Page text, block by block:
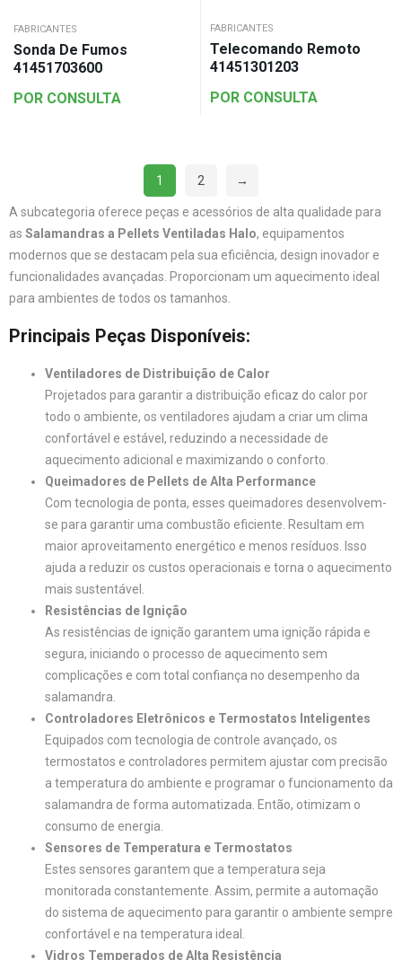
FABRICANTES
Sonda De Fumos
41451703600
POR CONSULTA
FABRICANTES
Telecomando Remoto
41451301203
POR CONSULTA
1 2 →
A subcategoria oferece peças e acessórios de alta qualidade para
as Salamandras a Pellets Ventiladas Halo, equipamentos
modernos que se destacam pela sua eficiência, design inovador e
funcionalidades avançadas. Proporcionam um aquecimento ideal
para ambientes de todos os tamanhos.
Principais Peças Disponíveis:
Ventiladores de Distribuição de Calor
Projetados para garantir a distribuição eficaz do calor por
todo o ambiente, os ventiladores ajudam a criar um clima
confortável e estável, reduzindo a necessidade de
aquecimento adicional e maximizando o conforto.
Queimadores de Pellets de Alta Performance
Com tecnologia de ponta, esses queimadores desenvolvem-
se para garantir uma combustão eficiente. Resultam em
maior aproveitamento energético e menos resíduos. Isso
ajuda a reduzir os custos operacionais e torna o aquecimento
mais sustentável.
Resistências de Ignição
As resistências de ignição garantem uma ignição rápida e
segura, iniciando o processo de aquecimento sem
complicações e com total confiança no desempenho da
salamandra.
Controladores Eletrônicos e Termostatos Inteligentes
Equipados com tecnologia de controle avançado, os
termostatos e controladores permitem ajustar com precisão
a temperatura do ambiente e programar o funcionamento da
salamandra de forma automatizada. Então, otimizam o
consumo de energia.
Sensores de Temperatura e Termostatos
Estes sensores garantem que a temperatura seja
monitorada constantemente. Assim, permite a automação
do sistema de aquecimento para garantir o ambiente sempre
confortável e na temperatura ideal.
Vidros Temperados de Alta Resistência